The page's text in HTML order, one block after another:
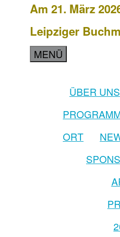
Am 21. März
Leipziger
MENÜ
ÜBER UNS
ORT